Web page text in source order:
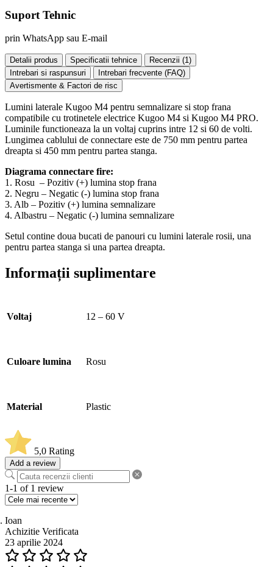
Suport Tehnic
prin WhatsApp sau E-mail
Detalii produs Specificatii tehnice Recenzii (1)
Intrebari si raspunsuri
Intrebari frecvente (FAQ)
Avertismente & Factori de risc
Lumini laterale Kugoo M4 pentru semnalizare si stop frana
compatibile cu trotinetele electrice Kugoo M4 si Kugoo M4 PRO.
Luminile functioneaza la un voltaj cuprins intre 12 si 60 de volti.
Lungimea cablului de connectare este de 750 mm pentru partea
dreapta si 450 mm pentru partea stanga.
Diagrama connectare fire:
1. Rosu – Pozitiv (+) lumina stop frana
2. Negru – Negatic (-) lumina stop frana
3. Alb – Pozitiv (+) lumina semnalizare
4. Albastru – Negatic (-) lumina semnalizare
Setul contine doua bucati de panouri cu lumini laterale rosii, una
pentru partea stanga si una partea dreapta.
Informații suplimentare
Voltaj 12 – 60 V
Culoare lumina Rosu
Material Plastic
5,0 Rating
Add a review
1-1 of 1 review
Ioan
Achizitie Verificata
23 aprilie 2024